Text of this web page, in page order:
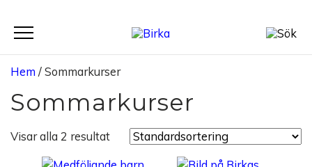
Meny
Hem / Sommarkurser
Sommarkurser
Visar alla 2 resultat